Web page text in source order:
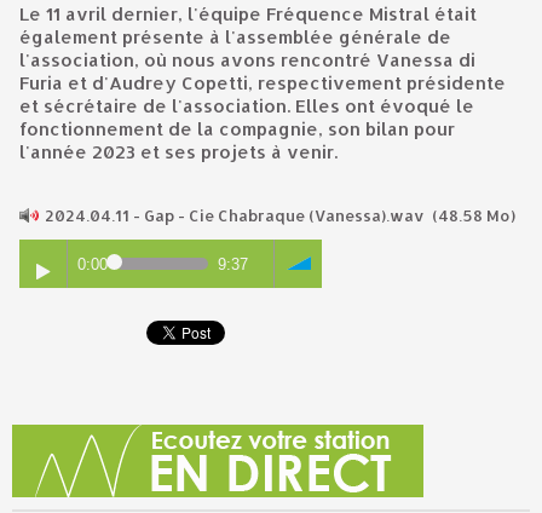
Le 11 avril dernier, l'équipe Fréquence Mistral était
également présente à l'assemblée générale de
l'association, où nous avons rencontré Vanessa di
Furia et d'Audrey Copetti, respectivement présidente
et sécrétaire de l'association. Elles ont évoqué le
fonctionnement de la compagnie, son bilan pour
l'année 2023 et ses projets à venir.
2024.04.11 - Gap - Cie Chabraque (Vanessa).wav (48.58 Mo)
0:00 9:37